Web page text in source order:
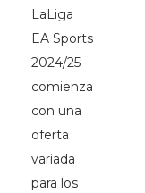
LaLiga
EA Sports
2024/25
comienza
con una
oferta
variada
para los